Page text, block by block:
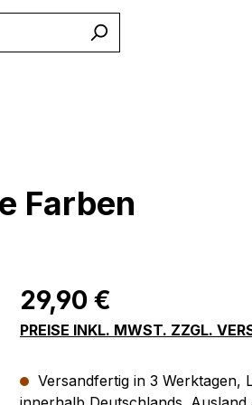
Farben
Regulärer Preis:
29,90 €
PREISE INKL. MWST. ZZGL.
Versandfertig in 3 Werktagen,